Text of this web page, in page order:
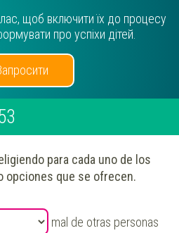
щоб включити їх до процесу
про успіхи дітей.
para cada uno de los
opciones que se ofrecen.
mal de otras personas